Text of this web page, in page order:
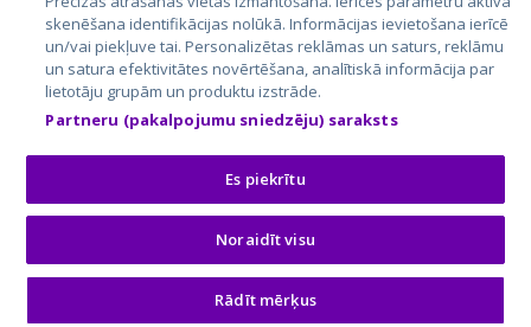
City24.ee
GetaPro.lv
GetaPro.ee
Skelbiu.lt
Autoplius.lt
Aruodas.lt
Kainos.lt
Paslaugos.lt
auto24.ee
Osta.ee
KuldneBörs.ee
© 2026 GetaPro. Все права защищены.
skenēšana identifikācijas nolūkā. Informācijas ievietošana ierīcē
un/vai piekļuve tai. Personalizētas reklāmas un saturs, reklāmu
un satura efektivitātes novērtēšana, analītiskā informācija par
lietotāju grupām un produktu izstrāde.
Partneru (pakalpojumu sniedzēju) saraksts
Es piekrītu
Noraidīt visu
Rādīt mērķus